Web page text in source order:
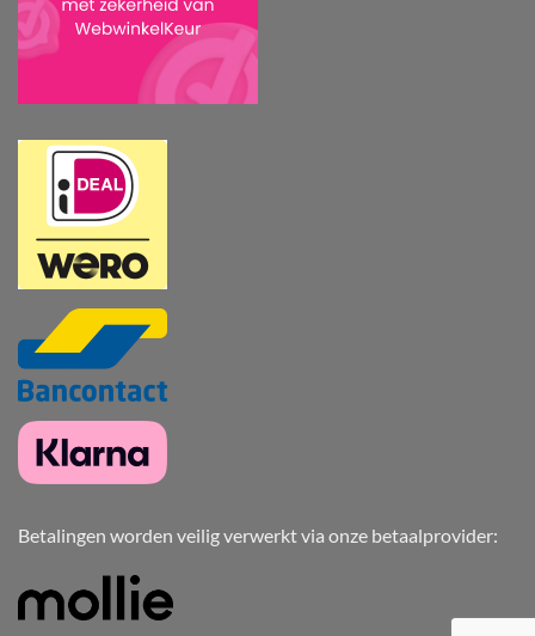
Betalingen worden veilig verwerkt via onze betaalprovider: